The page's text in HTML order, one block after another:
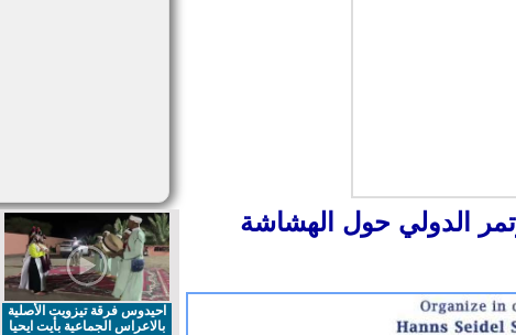
الدولي حول الهشاشة
احيدوس فرقة تيزويت الأصلية
بالاعراس الجماعية بأيت ايحيا